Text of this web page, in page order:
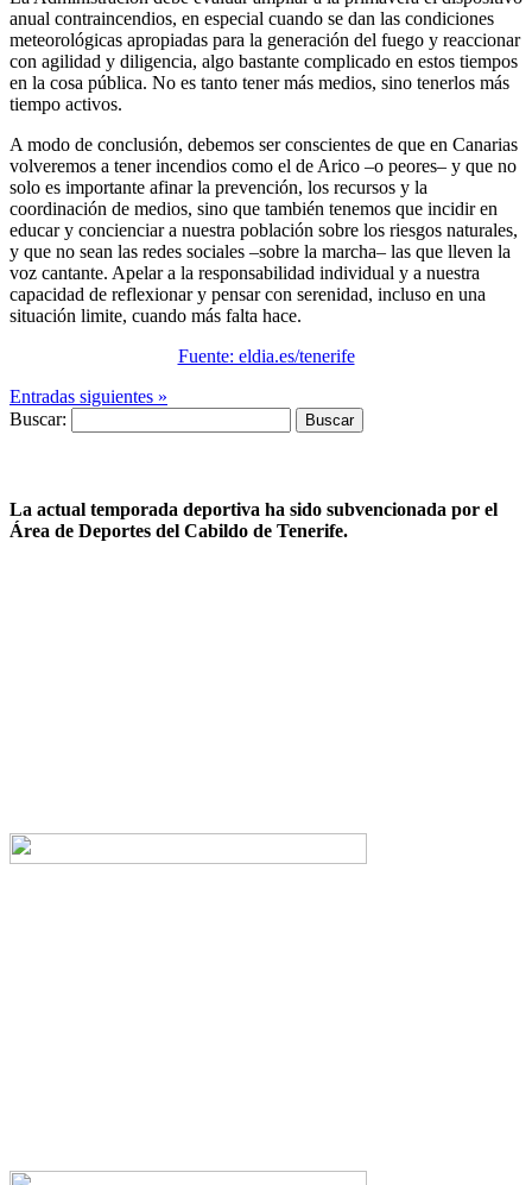
anual contraincendios, en especial cuando se dan las condiciones
meteorológicas apropiadas para la generación del fuego y reaccionar
con agilidad y diligencia, algo bastante complicado en estos tiempos
en la cosa pública. No es tanto tener más medios, sino tenerlos más
tiempo activos.
A modo de conclusión, debemos ser conscientes de que en Canarias
volveremos a tener incendios como el de Arico –o peores– y que no
solo es importante afinar la prevención, los recursos y la
coordinación de medios, sino que también tenemos que incidir en
educar y concienciar a nuestra población sobre los riesgos naturales,
y que no sean las redes sociales –sobre la marcha– las que lleven la
voz cantante. Apelar a la responsabilidad individual y a nuestra
capacidad de reflexionar y pensar con serenidad, incluso en una
situación limite, cuando más falta hace.
Fuente: eldia.es/tenerife
Entradas siguientes »
Buscar:
La actual temporada deportiva ha sido subvencionada por el
Área de Deportes del Cabildo de Tenerife.